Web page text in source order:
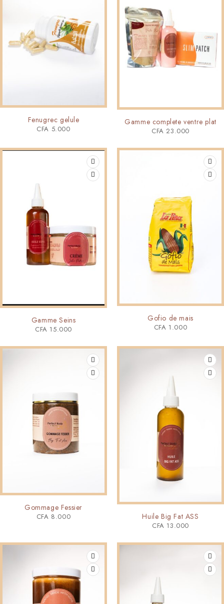
Fenugrec gelule
CFA 5.000
Gamme complete ventre plat
CFA 23.000
Gamme Seins
CFA 15.000
Gofio de mais
CFA 1.000
Gommage Fessier
CFA 8.000 Huile Big Fat ASS
CFA 13.000